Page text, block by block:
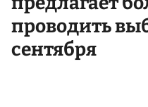
проводить
сентября